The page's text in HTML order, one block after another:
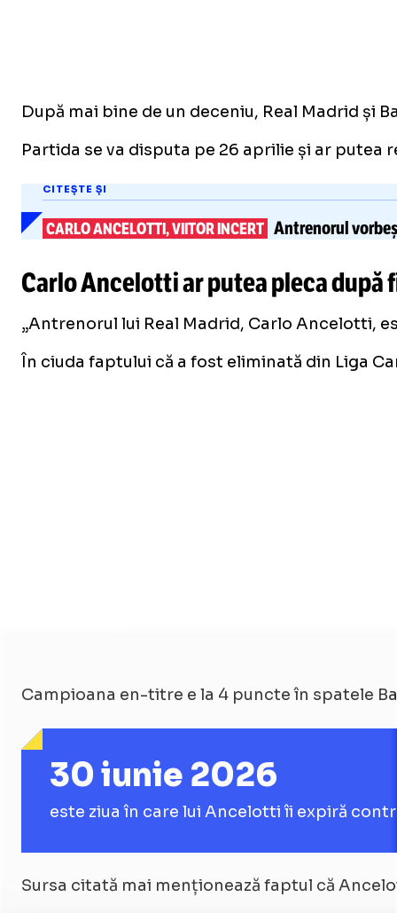
După mai bine de un deceniu, Real Madrid și
Partida se va disputa pe 26 aprilie și ar putea
CITEȘTE ȘI
CARLO ANCELOTTI, VIITOR INCERT Antrenorul
Carlo Ancelotti ar putea pleca după
„Antrenorul lui Real Madrid, Carlo Ancelotti,
În ciuda faptului că a fost eliminată din Liga
Campioana en-titre e la 4 puncte în spatele
30 iunie 2026
este ziua în care lui Ancelotti îi expiră
Sursa citată mai menționează faptul că